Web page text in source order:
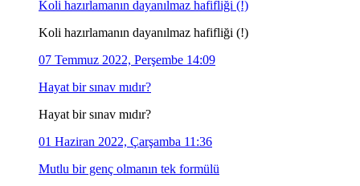
Koli hazırlamanın dayanılmaz hafifliği (!)
Koli hazırlamanın dayanılmaz hafifliği (!)
07 Temmuz 2022, Perşembe 14:09
Hayat bir sınav mıdır?
Hayat bir sınav mıdır?
01 Haziran 2022, Çarşamba 11:36
Mutlu bir genç olmanın tek formülü